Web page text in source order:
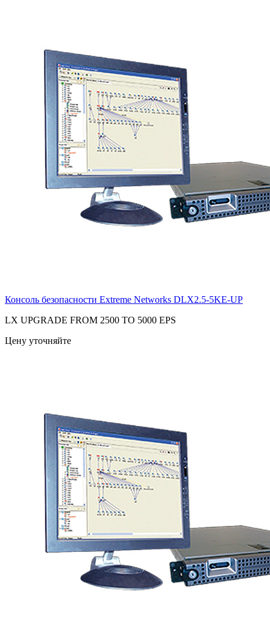
Консоль безопасности Extreme Networks DLX2.5-5KE-UP
LX UPGRADE FROM 2500 TO 5000 EPS
Цену уточняйте